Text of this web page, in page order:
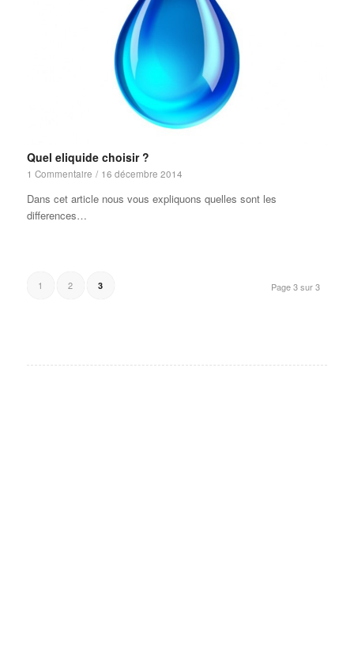
Quel eliquide choisir ?
1 Commentaire / 16 décembre 2014
Dans cet article nous vous expliquons quelles sont les
differences…
Page 3 sur 3
1 2 3